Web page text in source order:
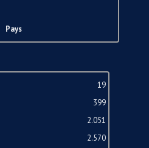
Pays
19
399
2.051
2.570